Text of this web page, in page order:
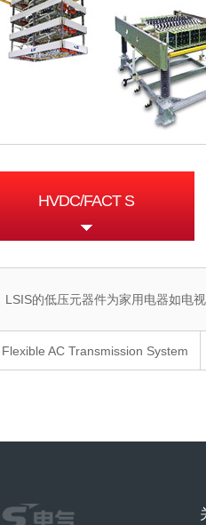
HVDC/FACT S
LSIS的低压元器件为家用电器如电
Flexible AC Transmission System